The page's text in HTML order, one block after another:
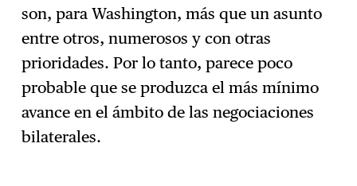
son, para Washington, más que un asunto
entre otros, numerosos y con otras
prioridades. Por lo tanto, parece poco
probable que se produzca el más mínimo
avance en el ámbito de las negociaciones
bilaterales.